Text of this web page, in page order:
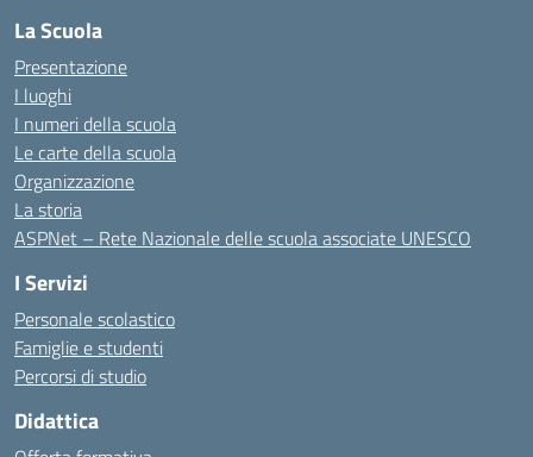
La Scuola
Presentazione
I luoghi
I numeri della scuola
Le carte della scuola
Organizzazione
La storia
ASPNet – Rete Nazionale delle scuola associate UNESCO
I Servizi
Personale scolastico
Famiglie e studenti
Percorsi di studio
Didattica